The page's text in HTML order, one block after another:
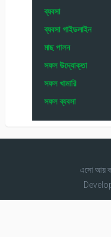
ব্যবসা
ব্যবসা গাইডলাইন
মাছ পালন
সফল উদ্যোক্তা
সফল খামারি
সফল ব্যবসা
এসো আয়